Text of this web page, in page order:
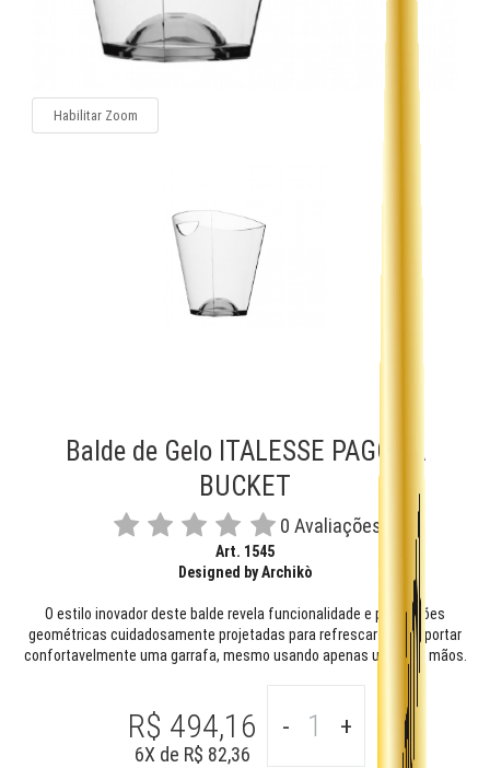
Habilitar Zoom
Balde de Gelo ITALESSE PAGODA
BUCKET
0 Avaliações
Art. 1545
Designed by Archikò
O estilo inovador deste balde revela funcionalidade e proporções
geométricas cuidadosamente projetadas para refrescar e transportar
confortavelmente uma garrafa, mesmo usando apenas uma das mãos.
R$ 494,16
6X de R$ 82,36
- +